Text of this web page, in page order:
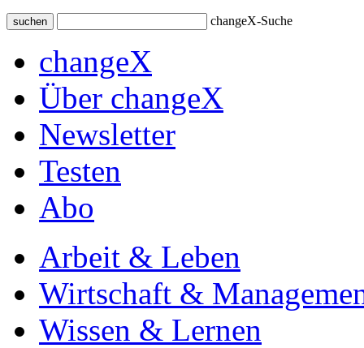
suchen changeX-Suche
changeX
Über changeX
Newsletter
Testen
Abo
Arbeit & Leben
Wirtschaft &
Wissen & Lernen